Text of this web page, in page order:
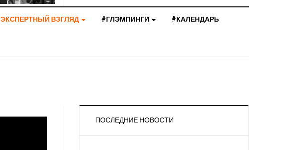
ВЗГЛЯД #ГЛЭМПИНГИ #КАЛЕНДАРЬ
ПОСЛЕДНИЕ НОВОСТИ